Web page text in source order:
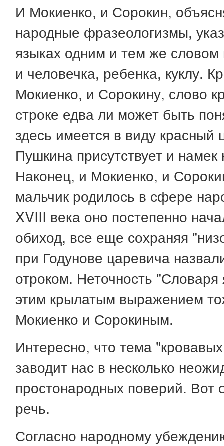
И Мокиенко, и Сорокин,
народные фразеологизмы,
языках одним и тем же словом
и человечка, ребенка, куклу.
Мокиенко, и Сорокину, слово
строке едва ли может быть
здесь имеется в виду красный
Пушкина присутствует и
Наконец, и Мокиенко, и
мальчик родилось в сфере
XVIII века оно постепенно
обиход, все еще сохраняя
при Годунове царевича
отроком. Неточность
этим крылатым выражением
Мокиенко и Сорокиным.
Интересно, что тема
заводит нас в несколько
простонародных поверий. Вот
речь.
Согласно народному